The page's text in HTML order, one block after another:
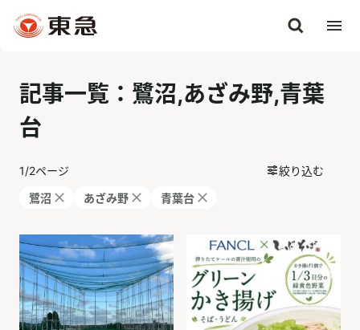
記事一覧：鷺沼,あざみ野,青葉
台
1/2ページ
絞り込む
鷺沼
あざみ野 青葉台